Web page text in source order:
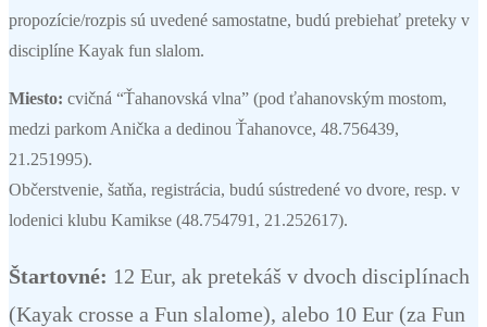
propozície/rozpis sú uvedené samostatne, budú prebiehať preteky v
disciplíne Kayak fun slalom.
Miesto: cvičná “Ťahanovská vlna” (pod ťahanovským mostom,
medzi parkom Anička a dedinou Ťahanovce, 48.756439,
21.251995).
Občerstvenie, šatňa, registrácia, budú sústredené vo dvore, resp. v
lodenici klubu Kamikse (48.754791, 21.252617).
Štartovné: 12 Eur, ak pretekáš v dvoch disciplínach
(Kayak crosse a Fun slalome), alebo 10 Eur (za Fun